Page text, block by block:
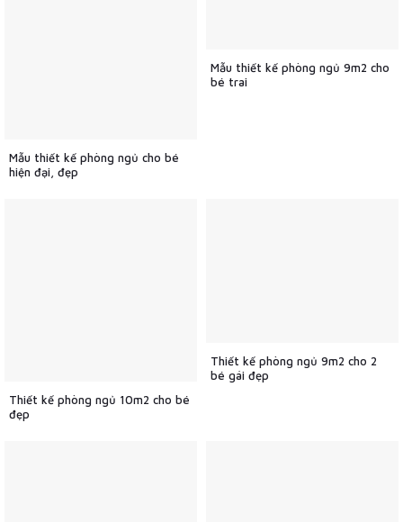
Mẫu thiết kế phòng ngủ cho bé
hiện đại, đẹp
Mẫu thiết kế phòng ngủ 9m2 cho
bé trai
Thiết kế phòng ngủ 10m2 cho bé
đẹp
Thiết kế phòng ngủ 9m2 cho 2
bé gái đẹp